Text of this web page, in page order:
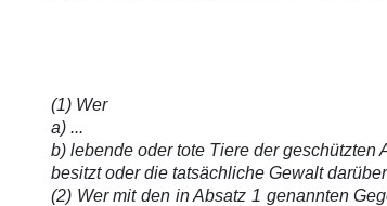
(1) Wer
a) ...
b) lebende oder tote Tiere der geschützten
besitzt oder die tatsächliche Gewalt
(2) Wer mit den in Absatz 1 genannten